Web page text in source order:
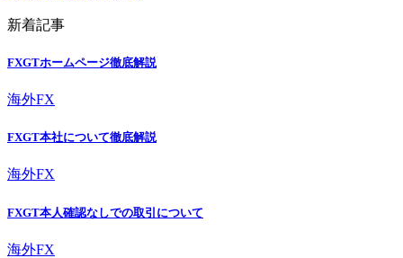
新着記事
FXGTホームページ徹底解説
海外FX
FXGT本社について徹底解説
海外FX
FXGT本人確認なしでの取引について
海外FX